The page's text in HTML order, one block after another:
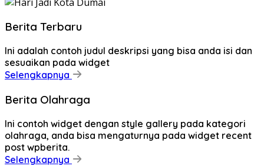
Berita Terbaru
Ini adalah contoh judul deskripsi yang bisa anda isi dan
sesuaikan pada widget
Selengkapnya
Berita Olahraga
Ini contoh widget dengan style gallery pada kategori
olahraga, anda bisa mengaturnya pada widget recent
post wpberita.
Selengkapnya